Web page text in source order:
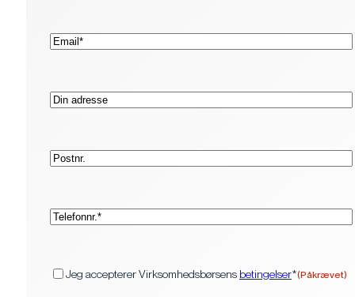
E-
mail*
Adresse
Postnr.
Telefon*
Jeg accepterer Virksomhedsbørsens betingelser*(Påkrævet)